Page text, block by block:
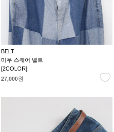
BELT
미우 스퀘어 벨트
[2COLOR]
27,000원